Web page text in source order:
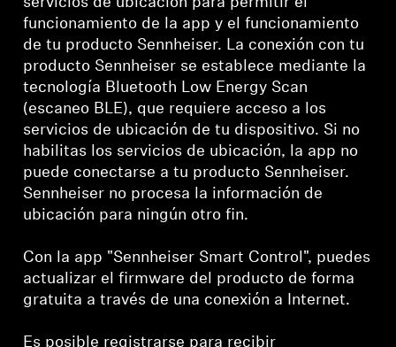
funcionamiento de la app y el funcionamiento
de tu producto Sennheiser. La conexión con tu
producto Sennheiser se establece mediante la
tecnología Bluetooth Low Energy Scan
(escaneo BLE), que requiere acceso a los
servicios de ubicación de tu dispositivo. Si no
habilitas los servicios de ubicación, la app no
puede conectarse a tu producto Sennheiser.
Sennheiser no procesa la información de
ubicación para ningún otro fin.
Con la app "Sennheiser Smart Control", puedes
actualizar el firmware del producto de forma
gratuita a través de una conexión a Internet.
Es posible registrarse para recibir